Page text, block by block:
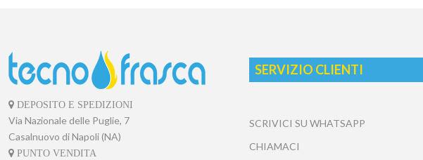
DEPOSITO E SPEDIZIONI
Via Nazionale delle Puglie, 7
Casalnuovo di Napoli (NA)
PUNTO VENDITA
SERVIZIO CLIENTI
SCRIVICI SU WHATSAPP
CHIAMACI